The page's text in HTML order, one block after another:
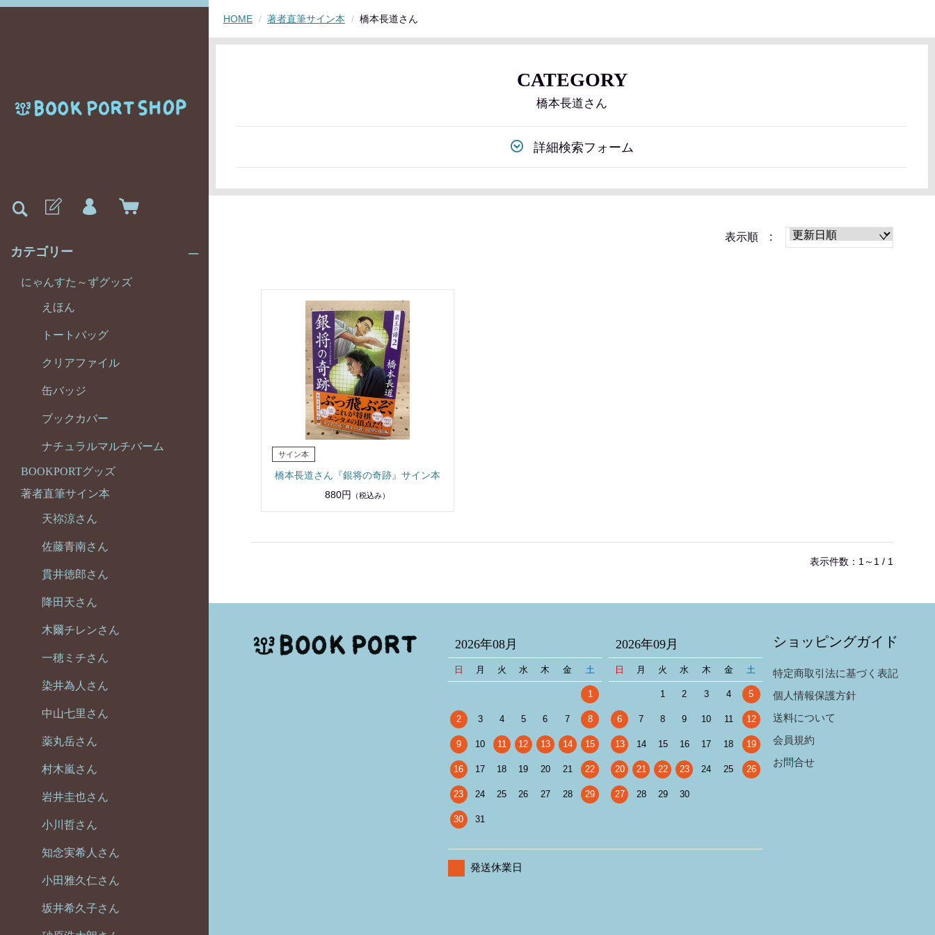
カテゴリー
にゃんすた～ずグッズ
えほん
トートバッグ
クリアファイル
缶バッジ
ブックカバー
ナチュラルマルチバーム
BOOKPORTグッズ
著者直筆サイン本
天祢涼さん
佐藤青南さん
貫井徳郎さん
降田天さん
木爾チレンさん
一穂ミチさん
染井為人さん
中山七里さん
薬丸岳さん
村木嵐さん
岩井圭也さん
小川哲さん
知念実希人さん
小田雅久仁さん
坂井希久子さん
HOME 著者直筆サイン本 橋本長道さん
CATEGORY
橋本長道さん
詳細検索フォーム
表示順 :
橋本長道さん『銀将の奇跡』サイン本
880円
（税込み）
表示件数：1～1 / 1
2026年08月
日 月 火 水 木 金 土
1
2 3 4 5 6 7 8
9 10 11 12 13 14 15
16 17 18 19 20 21 22
23 24 25 26 27 28 29
30 31
2026年09月
日 月 火 水 木 金 土
1 2 3 4 5
6 7 8 9 10 11 12
13 14 15 16 17 18 19
20 21 22 23 24 25 26
27 28 29 30
発送休業日
ショッピングガイド
特定商取引法に基づく表記
個人情報保護方針
送料について
会員規約
お問合せ